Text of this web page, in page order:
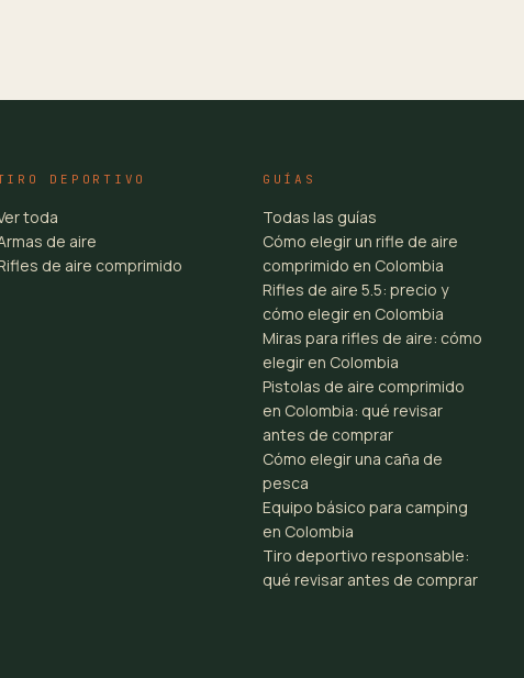
DEPORTIVO
toda
de aire
de aire comprimido
GUÍAS
Todas las guías
Cómo elegir un rifle de aire
comprimido en Colombia
Rifles de aire 5.5: precio y
cómo elegir en Colombia
Miras para rifles de aire: cómo
elegir en Colombia
Pistolas de aire comprimido
en Colombia: qué revisar
antes de comprar
Cómo elegir una caña de
pesca
Equipo básico para camping
en Colombia
Tiro deportivo responsable:
qué revisar antes de comprar